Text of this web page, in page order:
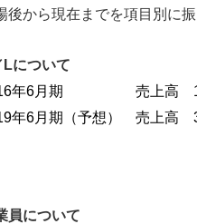
後から現在までを項目別に
Lについて
年6月期 売上高
年6月期（予想） 売上高
員について